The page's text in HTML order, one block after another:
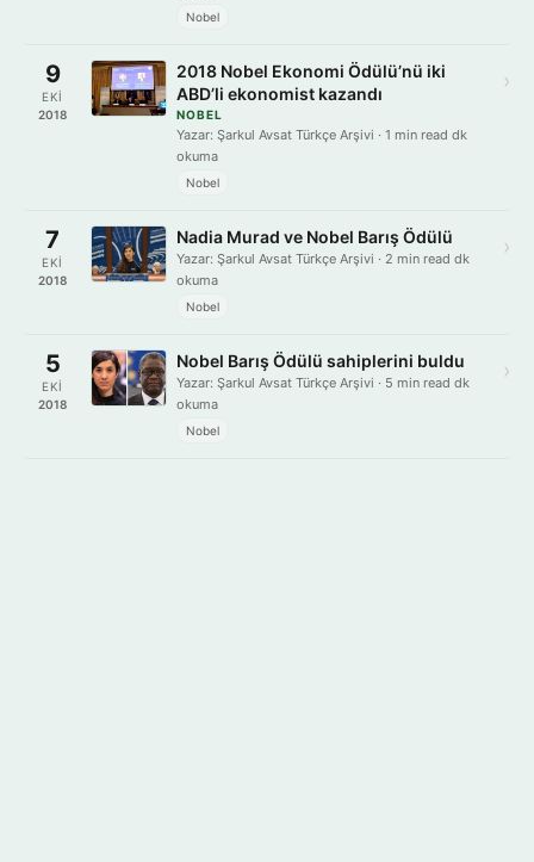
Nobel
9
EKI
2018
2018 Nobel Ekonomi Ödülü’nü iki
ABD’li ekonomist kazandı
NOBEL
Yazar: Şarkul Avsat Türkçe Arşivi · 1 min read dk
okuma
Nobel
›
7
EKI
2018
Nadia Murad ve Nobel Barış Ödülü
Yazar: Şarkul Avsat Türkçe Arşivi · 2 min read dk
okuma
Nobel
›
5
EKI
2018
Nobel Barış Ödülü sahiplerini buldu
Yazar: Şarkul Avsat Türkçe Arşivi · 5 min read dk
okuma
Nobel
›